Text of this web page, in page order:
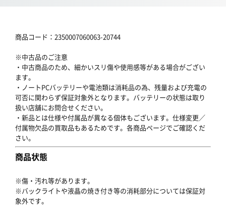
商品コード：2350007060063-20744
※中古品のご注意
・中古商品のため、細かいスリ傷や使用感等がある場合がござい
ます。
・ノートPCバッテリーや電池類は消耗品の為、残量および充電の
可否に関わらず保証対象外となります。バッテリーの状態は取り
扱い店舗にお問合せください。
・新品とは仕様や付属品が異なる個体もございます。仕様変更／
付属物欠品の買取品もあるためです。各商品ページでご確認くだ
さい。
商品状態
※傷・汚れ等があります。
※バックライトや液晶の焼き付き等の消耗部分については保証対
象外です。